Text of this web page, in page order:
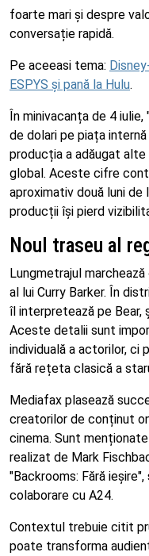
foarte mari și despre
conversație rapidă.
Pe aceeasi tema:
ESPYS și pană la Hulu.
În minivacanța de 4
de dolari pe piața
producția a adăugat
global. Aceste cifre
aproximativ două luni de
producții își pierd
Noul traseu al
Lungmetrajul
al lui Curry Barker. În
îl interpretează pe Bear,
Aceste detalii sunt
individuală a actorilor, ci
fără rețeta clasică a
Mediafax plasează
creatorilor de conținut
cinema. Sunt
realizat de Mark
"Backrooms: Fără
colaborare cu A24.
Contextul trebuie citit
poate transforma